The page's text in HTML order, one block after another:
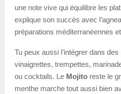
une note vive qui équilibre les
explique son succès avec
préparations méditerranéennes
Tu peux aussi l’intégrer dans
vinaigrettes, trempettes,
ou cocktails. Le Mojito reste le
menthe marche tout aussi bien